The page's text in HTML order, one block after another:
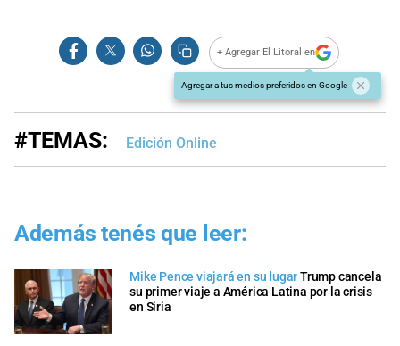
+ Agregar El Litoral en
Agregar a tus medios preferidos en Google
#TEMAS: Edición Online
Además tenés que leer:
Mike Pence viajará en su lugarTrump cancela
su primer viaje a América Latina por la crisis
en Siria